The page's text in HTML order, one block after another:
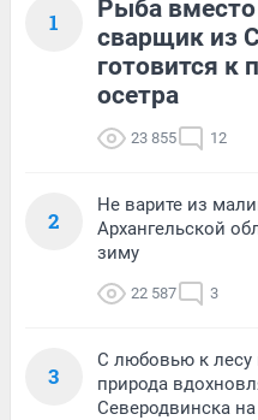
1
Рыба вместо
сварщик из
готовится к
осетра
23 855 12
2
Не варите из
Архангельской
зиму
22 587 3
3
С любовью к лесу
природа
Северодвинска